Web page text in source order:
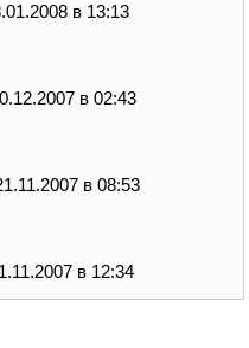
в 13:13
в 02:43
в 08:53
в 12:34